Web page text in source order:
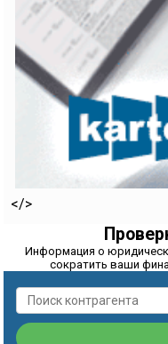
</>
Информация о
сократить ваши